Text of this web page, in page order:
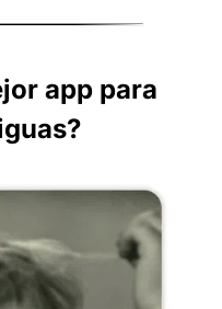
app para